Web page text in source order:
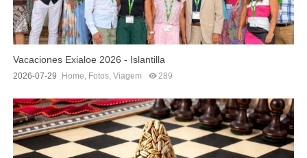
Vacaciones Exialoe 2026 - Islantilla
2026-07-29 Home Fotos ,Viagem 289